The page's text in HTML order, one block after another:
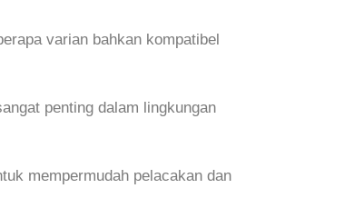
varian bahkan kompatibel
penting dalam lingkungan
mempermudah pelacakan dan